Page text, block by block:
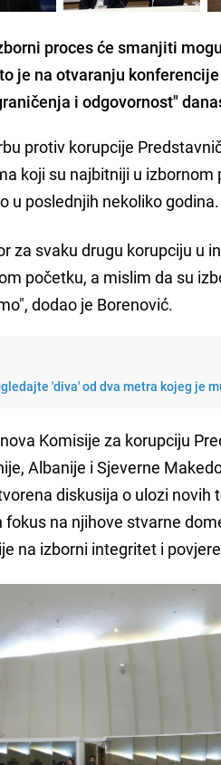
proces će smanjiti
je na otvaranju
i odgovornost"
protiv korupcije
koji su najbitniji u
u poslednjih nekoliko godina.
za svaku drugu korupciju u
početku, a mislim da su
dodao je Borenović.
'diva' od dva metra kojeg je
Komisije za korupciju
Albanije i Sjeverne
diskusija o ulozi
fokus na njihove stvarne
na izborni integritet i